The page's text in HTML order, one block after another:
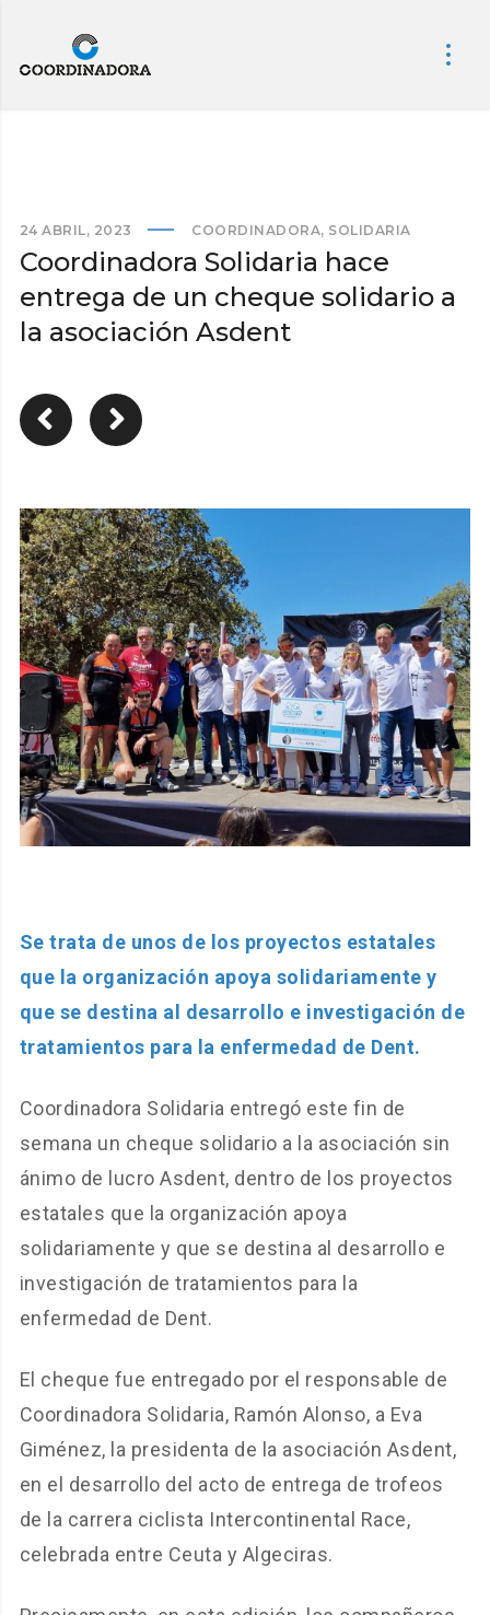
24 ABRIL, 2023 COORDINADORA, SOLIDARIA
Coordinadora Solidaria hace
entrega de un cheque solidario a
la asociación Asdent
Se trata de unos de los proyectos estatales
que la organización apoya solidariamente y
que se destina al desarrollo e investigación de
tratamientos para la enfermedad de Dent.
Coordinadora Solidaria entregó este fin de
semana un cheque solidario a la asociación sin
ánimo de lucro Asdent, dentro de los proyectos
estatales que la organización apoya
solidariamente y que se destina al desarrollo e
investigación de tratamientos para la
enfermedad de Dent.
El cheque fue entregado por el responsable de
Coordinadora Solidaria, Ramón Alonso, a Eva
Giménez, la presidenta de la asociación Asdent,
en el desarrollo del acto de entrega de trofeos
de la carrera ciclista Intercontinental Race,
celebrada entre Ceuta y Algeciras.